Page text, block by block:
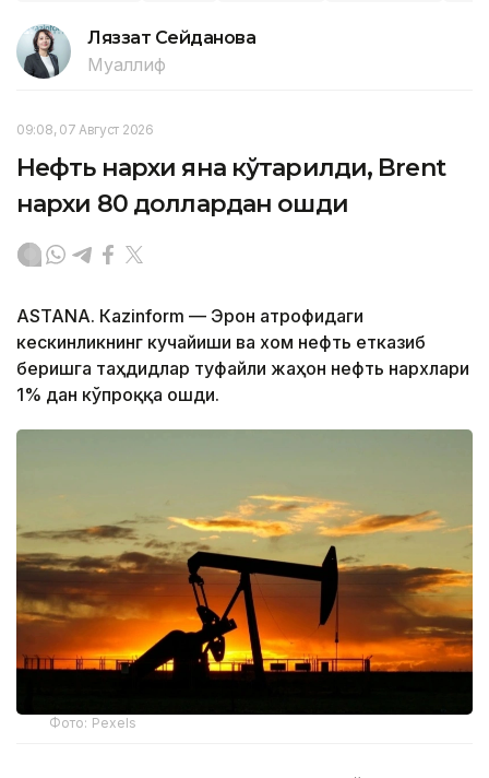
Ляззат Сейданова
Муаллиф
09:08, 07 Август 2026
Нефть нархи яна кўтарилди, Brent
нархи 80 доллардан ошди
ASTANА. Кazinform — Эрон атрофидаги
кескинликнинг кучайиши ва хом нефть етказиб
беришга таҳдидлар туфайли жаҳон нефть нархлари
1% дан кўпроққа ошди.
Фото: Pexels